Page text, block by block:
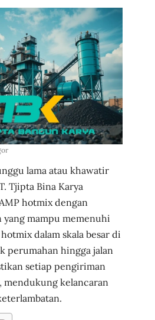
lama atau khawatir
Tjipta Bina Karya
hotmix dengan
mampu memenuhi
dalam skala besar di
perumahan hingga jalan
setiap pengiriman
mendukung kelancaran